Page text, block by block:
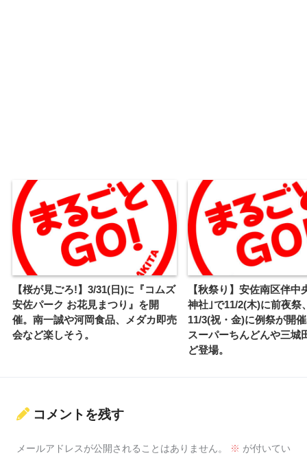
【桜が見ごろ!】3/31(日)に『コムズ
安佐パーク お花見まつり』を開
催。南一誠や河岡食品、メダカ即売
会など楽しそう。
【秋祭り】安佐南区伴中
神社｣で11/2(木)に前夜祭
11/3(祝・金)に例祭が開
スーパーちんどんや三城
ど登場。
コメントを残す
メールアドレスが公開されることはありません。 ※ が付いてい